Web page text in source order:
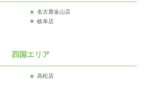
名古屋金山店
岐阜店
四国エリア
高松店